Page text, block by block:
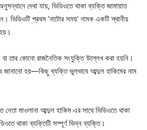
দেখা যায়, ভিডিওতে থাকা ব্যক্তি জামায়াত
ভিডিওটি প্রথম ‘নাটোর সময়’ নামক একটি স্থানীয়
বা তার কোনো রাজনৈতিক সংযুক্তি উল্লেখ করা হয়নি।
জানানো হয়—কিছু ব্যক্তি ভুলভাবে আব্দুল হাকিমের নাম
নেতা মাওলানা আব্দুল হাকিম এর সাথে ভিডিওতে থাকা
থাকা ব্যক্তিটি সম্পূর্ণ ভিন্ন ব্যক্তি।